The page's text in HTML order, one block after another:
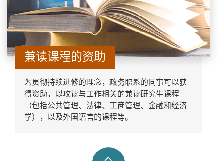
兼读课程的资助
为贯彻持续进修的理念，政务职系的同事可以获
得资助，以攻读与工作相关的兼读研究生课程
（包括公共管理、法律、工商管理、金融和经济
学），以及外国语言的课程等。